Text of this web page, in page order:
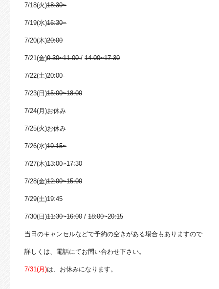
7/18(火)18:30~
7/19(水)16:30~
7/20(木)20:00
7/21(金)9:30~11:00/ 14:00~17:30
7/22(土)20:00
7/23(日)15:00~18:00
7/24(月)お休み
7/25(火)お休み
7/26(水)19:15~
7/27(木)13:00~17:30
7/28(金)12:00~15:00
7/29(土)19:45
7/30(日)11:30~16:00 / 18:00~20:15
当日のキャンセルなどで予約の空きがある場合もありますので
詳しくは、電話にてお問い合わせ下さい。
7/31(月)は、お休みになります。